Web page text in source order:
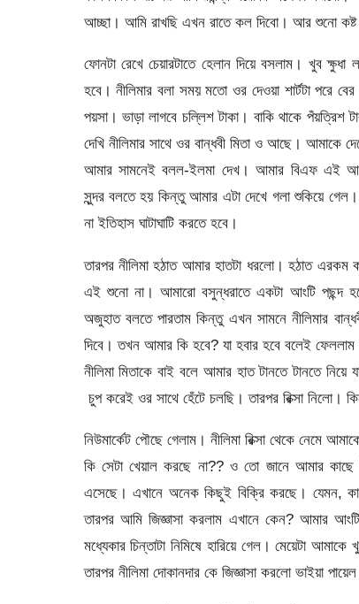
আচ্ছা। আমি রাখছি এখন রাতে কল দিবো। আর শুনো
ফোনটা রেখে চেয়ারটাতে হেলান দিয়ে বসলাম। খুব
হবে। নীলিমার বলা সময় মতো ওর দেওয়া শার্টটা পরে
পয়সা। ভাড়া লাগবে চল্লিশ টাকা। বাকি থাকে
দেখি নীলিমার সাথে ওর বান্ধবী মিতা ও আছে।
আমার সামনেই বলল-ইলমা দেখ। আমার বিএফ এই
সুন্দর বলতে হয় কিন্তু আমার এটা দেখে গলা শুকিয়ে
না ইতিহাস ঘাটাঘাটি করতে হবে।
তারপর নীলিমা হঠাত আমার হাতটা ধরলো। হঠাত এরকম
এই শুনো না। আমারো বসুন্ধরাতে একটা আংটি পছন্দ
অজুহাত বলতে পারতাম কিন্তু এখন সামনে নীলিমার
দিবে। তখন আমার কি হবে? যা হবার হবে বলেই
নীলিমা মিতাকে বাই বলে আমার হাত টানতে টানতে
চুপ করেই ওর সাথে হেঁটে চলছি। তারপর রিক্সা নিলো।
নিউমার্কেট পৌছে গেলাম। নীলিমা রিক্সা থেকে নেমে
কি সেটা খেয়াল করছে না?? ও তো জানে আমার কাছে
এসেছে। এখানে অনেক কিছুই বিক্রি করছে। যেমন,
তারপর আমি জিজ্ঞাসা করলাম এখানে কেন? আমার
মধ্যেকার চিন্তাটা নিমিষে হারিয়ে গেল। মেয়েটা
তারপর নীলিমা দোকানদার কে জিজ্ঞাসা করলো ভাইয়া